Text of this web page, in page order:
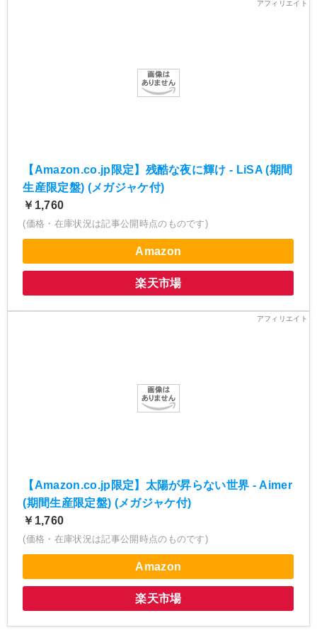
【Amazon.co.jp限定】残酷な夜に輝け - LiSA (期間
生産限定盤) (メガジャケ付)
￥1,760
(価格・在庫状況は記事公開時点のものです)
Amazon
楽天市場
【Amazon.co.jp限定】太陽が昇らない世界 - Aimer
(期間生産限定盤) (メガジャケ付)
￥1,760
(価格・在庫状況は記事公開時点のものです)
Amazon
楽天市場